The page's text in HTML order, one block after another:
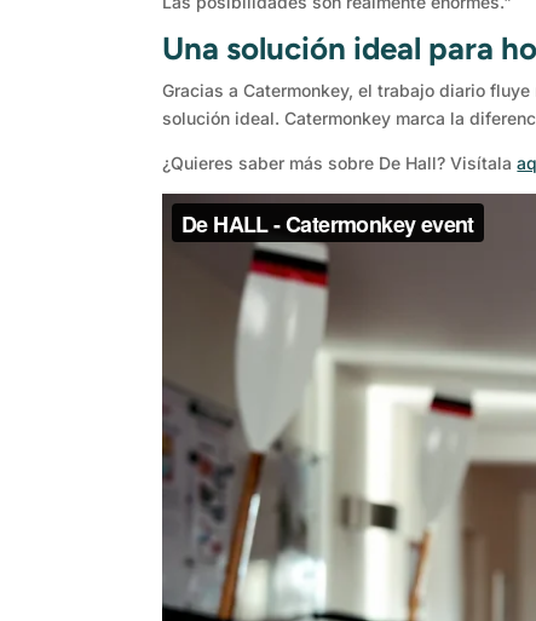
Una solución ideal para
Gracias a Catermonkey, el trabajo diario
solución ideal. Catermonkey marca la
¿Quieres saber más sobre De Hall? Visítala